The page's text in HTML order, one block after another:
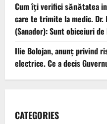
Cum îți verifici sănătatea
care te trimite la medic. Dr.
(Sanador): Sunt obiceiuri
Ilie Bolojan, anunț privind
electrice. Ce a decis
CATEGORIES